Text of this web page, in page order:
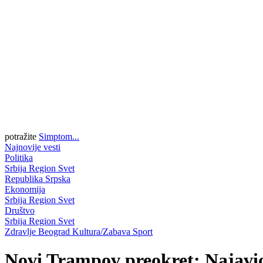
potražite Simptom...
Najnovije vesti
Politika
Srbija Region Svet
Republika Srpska
Ekonomija
Srbija Region Svet
Društvo
Srbija Region Svet
Zdravlje Beograd Kultura/Zabava Sport